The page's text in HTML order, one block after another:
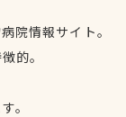
院情報サイト。
的。
。